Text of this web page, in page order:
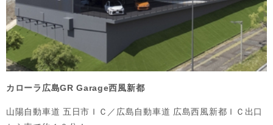
カローラ広島GR Garage西風新都
山陽自動車道 五日市ＩＣ／広島自動車道 広島西風新都ＩＣ出口